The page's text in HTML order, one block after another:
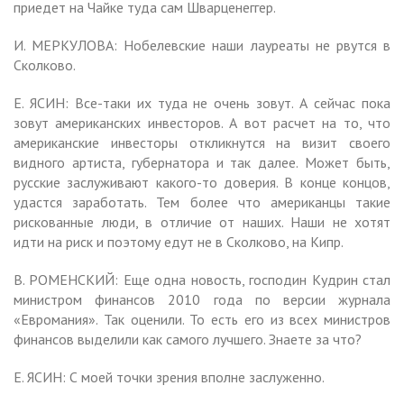
приедет на Чайке туда сам Шварценеггер.
И. МЕРКУЛОВА: Нобелевские наши лауреаты не рвутся в
Сколково.
Е. ЯСИН: Все-таки их туда не очень зовут. А сейчас пока
зовут американских инвесторов. А вот расчет на то, что
американские инвесторы откликнутся на визит своего
видного артиста, губернатора и так далее. Может быть,
русские заслуживают какого-то доверия. В конце концов,
удастся заработать. Тем более что американцы такие
рискованные люди, в отличие от наших. Наши не хотят
идти на риск и поэтому едут не в Сколково, на Кипр.
В. РОМЕНСКИЙ: Еще одна новость, господин Кудрин стал
министром финансов 2010 года по версии журнала
«Евромания». Так оценили. То есть его из всех министров
финансов выделили как самого лучшего. Знаете за что?
Е. ЯСИН: С моей точки зрения вполне заслуженно.